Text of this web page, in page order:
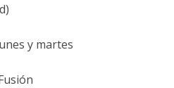
y martes